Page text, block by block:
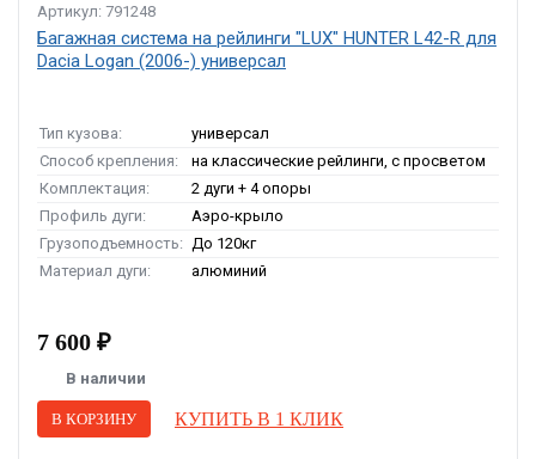
Артикул: 791248
Багажная система на рейлинги "LUX" HUNTER L42-R для
Dacia Logan (2006-) универсал
Тип кузова:
универсал
Способ крепления:
на классические рейлинги, с просветом
Комплектация:
2 дуги + 4 опоры
Профиль дуги:
Аэро-крыло
Грузоподъемность: До 120кг
Материал дуги:
алюминий
7 600 ₽
В наличии
В КОРЗИНУ КУПИТЬ В 1 КЛИК